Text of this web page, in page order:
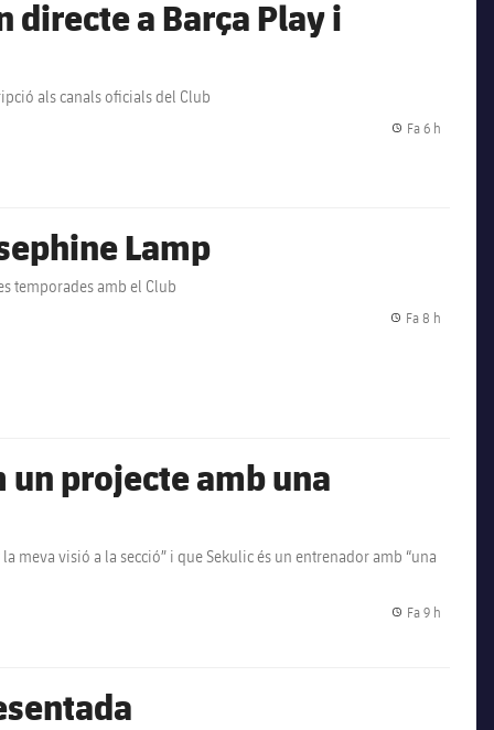
directe a Barça Play i
als canals oficials del Club
Fa 6 h
Lamp
temporades amb el Club
Fa 8 h
un projecte amb una
meva visió a la secció” i que Sekulic és un entrenador amb “una
Fa 9 h